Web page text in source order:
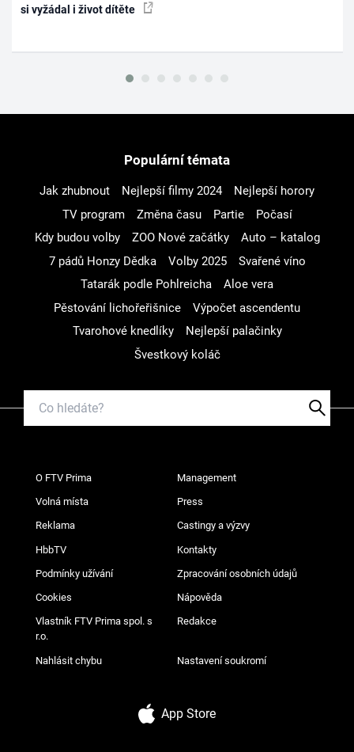
si vyžádal i život dítěte
Populární témata
Jak zhubnout Nejlepší filmy 2024
Nejlepší horory
TV program
Změna času Partie
Počasí
Kdy budou volby
ZOO Nové začátky
Auto – katalog
7 pádů Honzy Dědka
Volby 2025
Svařené víno
Tatarák podle Pohlreicha
Aloe vera
Pěstování lichořeřišnice
Výpočet ascendentu
Tvarohové knedlíky
Nejlepší palačinky
Švestkový koláč
O FTV Prima Management
Volná místa Press
Reklama Castingy a výzvy
HbbTV Kontakty
Podmínky užívání Zpracování osobních údajů
Cookies Nápověda
Vlastník FTV Prima spol. s
r.o.
Redakce
Nahlásit chybu Nastavení soukromí
App Store